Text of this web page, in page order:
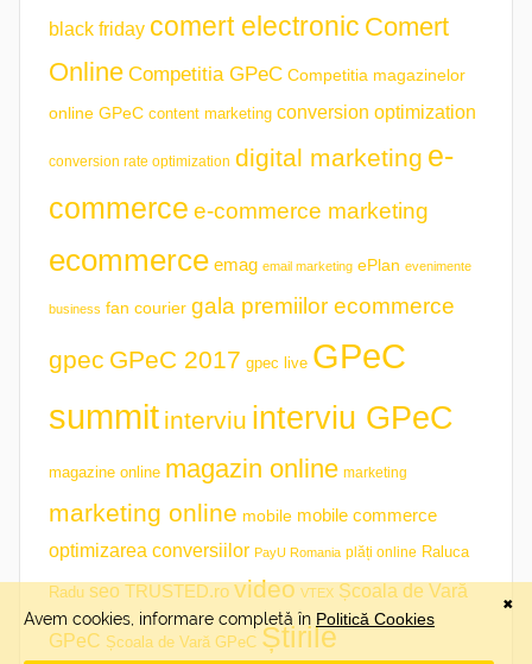
black friday comert electronic Comert
Online Competitia GPeC Competitia magazinelor
online GPeC content marketing conversion optimization
conversion rate optimization digital marketing e-
commerce e-commerce marketing
ecommerce emag email marketing ePlan evenimente
business fan courier gala premiilor ecommerce
gpec GPeC 2017 gpec live GPeC
summit interviu interviu GPeC
magazine online magazin online marketing
marketing online mobile mobile commerce
optimizarea conversiilor PayU Romania plăți online Raluca
Radu seo TRUSTED.ro video VTEX Școala de Vară
GPeC Școala de Vară GPeC Știrile